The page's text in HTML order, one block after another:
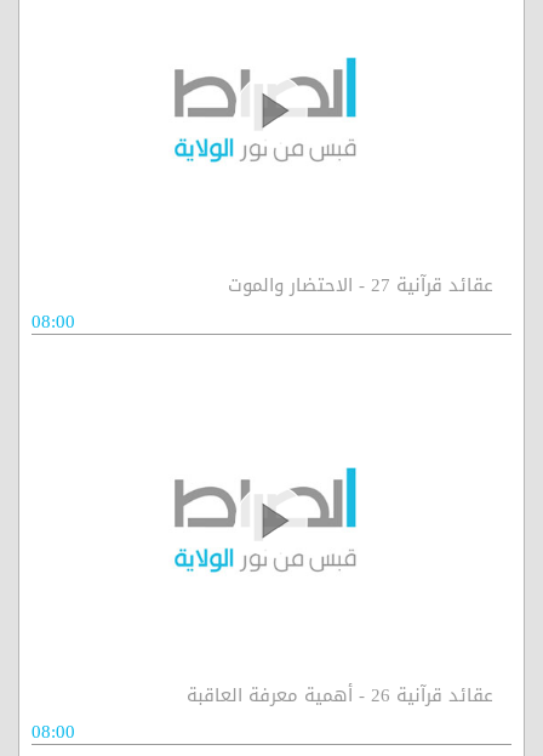
عقائد قرآنية 27 - الاحتضار والموت
08:00
عقائد قرآنية 26 - أهمية معرفة العاقبة
08:00